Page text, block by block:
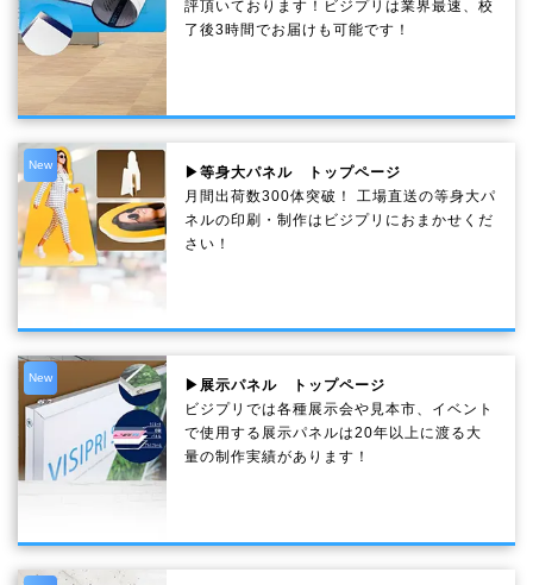
評頂いております！ビジプリは業界最速、校
了後3時間でお届けも可能です！
New
▶等身大パネル トップページ
月間出荷数300体突破！ 工場直送の等身大パ
ネルの印刷・制作は ビジプリ におまかせくだ
さい！
New
▶展示パネル トップページ
ビジプリでは各種展示会や見本市、イベント
で使用する展示パネルは20年以上に渡る大
量の制作実績があります！